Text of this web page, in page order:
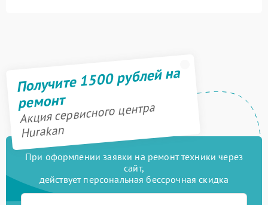
Получите 1500 рублей на
ремонт
Акция сервисного центра
Hurakan
При оформлении заявки на ремонт техники через
сайт,
действует персональная бессрочная скидка